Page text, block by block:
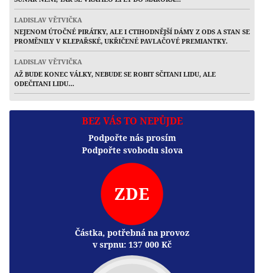
LADISLAV VĚTVIČKA
NEJENOM ÚTOČNÉ PIRÁTKY, ALE I CTIHODNĚJŠÍ DÁMY Z ODS A STAN SE
PROMĚNILY V KLEPAŘSKÉ, UKŘIČENÉ PAVLAČOVÉ PREMIANTKY.
LADISLAV VĚTVIČKA
AŽ BUDE KONEC VÁLKY, NEBUDE SE ROBIT SČITANI LIDU, ALE
ODEČITANI LIDU…
BEZ VÁS TO NEPŮJDE
Podpořte nás prosím
Podpořte svobodu slova
ZDE
Částka, potřebná na provoz
v srpnu: 137 000 Kč